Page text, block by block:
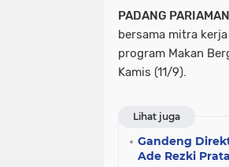
PADANG PARIAMAN
bersama mitra
program Makan
Kamis (11/9).
Lihat juga
Gandeng
Ade Rezki